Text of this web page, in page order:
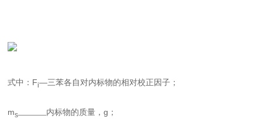
式中：Fi—三苯各自对内标物的相对校正因子；
ms————内标物的质量，g；